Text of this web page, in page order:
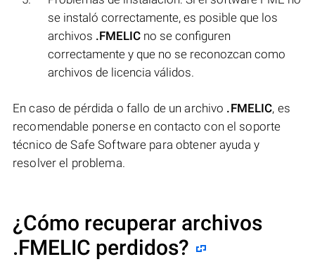
se instaló correctamente, es posible que los
archivos .FMELIC no se configuren
correctamente y que no se reconozcan como
archivos de licencia válidos.
En caso de pérdida o fallo de un archivo .FMELIC, es
recomendable ponerse en contacto con el soporte
técnico de Safe Software para obtener ayuda y
resolver el problema.
¿Cómo recuperar archivos
.FMELIC perdidos?